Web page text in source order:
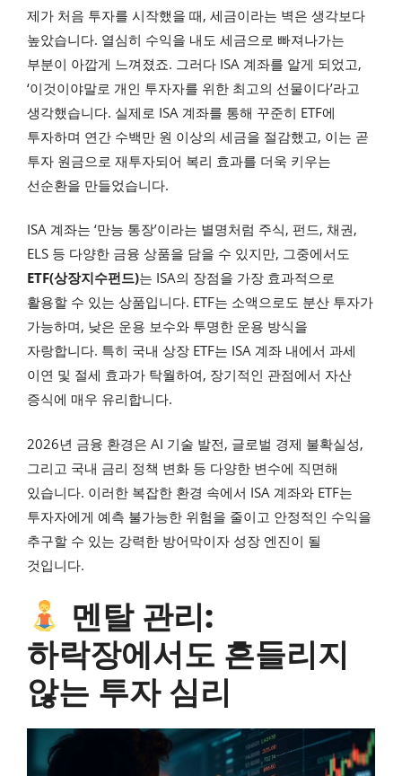
제가 처음 투자를 시작했을 때, 세금이라는 벽은 생각보다
높았습니다. 열심히 수익을 내도 세금으로 빠져나가는
부분이 아깝게 느껴졌죠. 그러다 ISA 계좌를 알게 되었고,
‘이것이야말로 개인 투자자를 위한 최고의 선물이다’라고
생각했습니다. 실제로 ISA 계좌를 통해 꾸준히 ETF에
투자하며 연간 수백만 원 이상의 세금을 절감했고, 이는 곧
투자 원금으로 재투자되어 복리 효과를 더욱 키우는
선순환을 만들었습니다.
ISA 계좌는 ‘만능 통장’이라는 별명처럼 주식, 펀드, 채권,
ELS 등 다양한 금융 상품을 담을 수 있지만, 그중에서도
ETF(상장지수펀드)는 ISA의 장점을 가장 효과적으로
활용할 수 있는 상품입니다. ETF는 소액으로도 분산 투자가
가능하며, 낮은 운용 보수와 투명한 운용 방식을
자랑합니다. 특히 국내 상장 ETF는 ISA 계좌 내에서 과세
이연 및 절세 효과가 탁월하여, 장기적인 관점에서 자산
증식에 매우 유리합니다.
2026년 금융 환경은 AI 기술 발전, 글로벌 경제 불확실성,
그리고 국내 금리 정책 변화 등 다양한 변수에 직면해
있습니다. 이러한 복잡한 환경 속에서 ISA 계좌와 ETF는
투자자에게 예측 불가능한 위험을 줄이고 안정적인 수익을
추구할 수 있는 강력한 방어막이자 성장 엔진이 될
것입니다.
멘탈 관리:
하락장에서도 흔들리지
않는 투자 심리